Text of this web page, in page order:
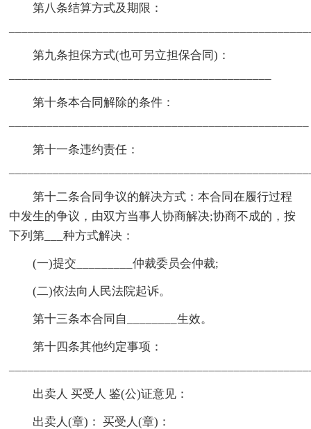
第八条结算方式及期限：
第九条担保方式(也可另立担保合同)：
第十条本合同解除的条件：
第十一条违约责任：
第十二条合同争议的解决方式：本合同在履行过程
中发生的争议，由双方当事人协商解决;协商不成的，按
下列第___种方式解决：
(一)提交_________仲裁委员会仲裁;
(二)依法向人民法院起诉。
第十三条本合同自________生效。
第十四条其他约定事项：
出卖人 买受人 鉴(公)证意见：
出卖人(章)： 买受人(章)：